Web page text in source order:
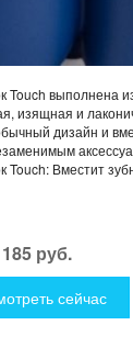
Touch выполнена
изящная и
дизайн и
Touch: Вместит
185 руб.
сейчас